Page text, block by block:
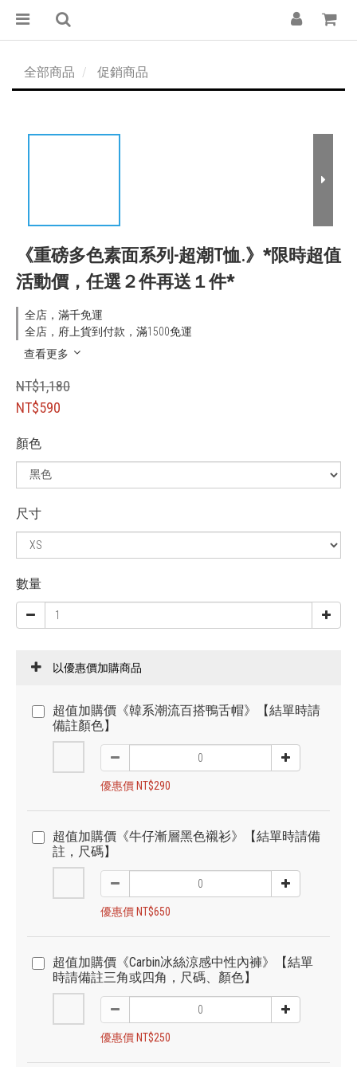
全部商品 促銷商品
《重磅多色素面系列-超潮T恤.》*限時超值
活動價，任選２件再送１件*
全店，滿千免運
全店，府上貨到付款，滿1500免運
查看更多
NT$1,180
NT$590
顏色
尺寸
數量
以優惠價加購商品
超值加購價《韓系潮流百搭鴨舌帽》【結單時請
備註顏色】
優惠價 NT$290
超值加購價《牛仔漸層黑色襯衫》【結單時請備
註，尺碼】
優惠價 NT$650
超值加購價《Carbin冰絲涼感中性內褲》【結單
時請備註三角或四角，尺碼、顏色】
優惠價 NT$250